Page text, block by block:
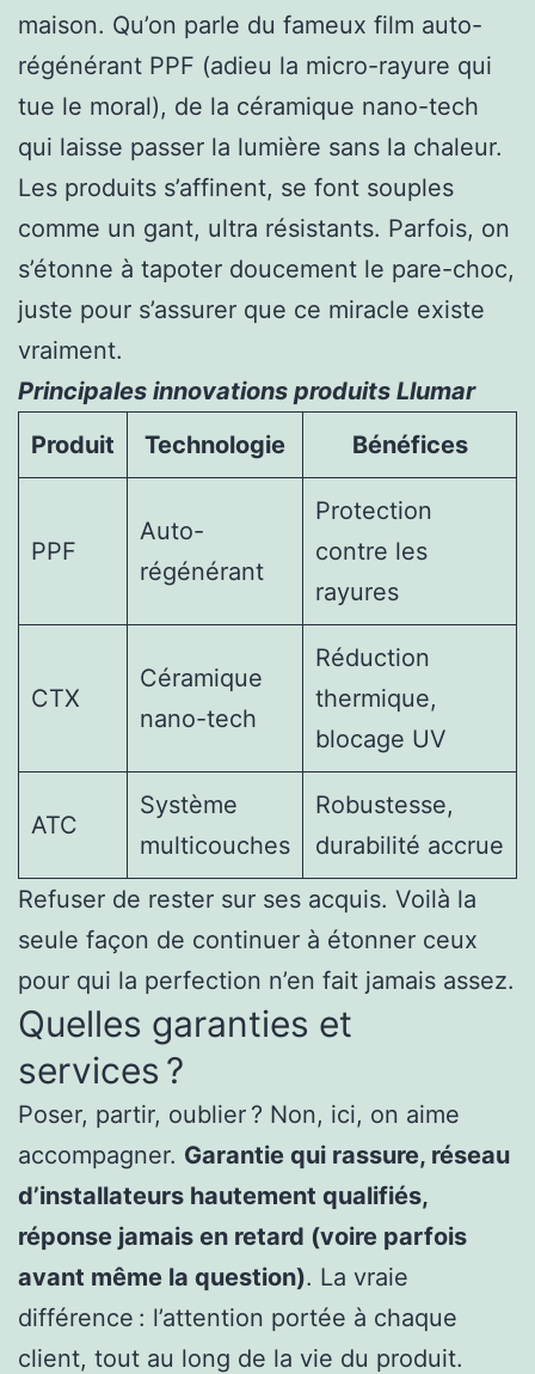
maison. Qu’on parle du fameux film auto-
régénérant PPF (adieu la micro-rayure qui
tue le moral), de la céramique nano-tech
qui laisse passer la lumière sans la chaleur.
Les produits s’affinent, se font souples
comme un gant, ultra résistants. Parfois, on
s’étonne à tapoter doucement le pare-choc,
juste pour s’assurer que ce miracle existe
vraiment.
Principales innovations produits Llumar
Produit
Technologie Bénéfices
PPF
Auto-
régénérant
Protection
contre les
rayures
CTX
Céramique
nano-tech
Réduction
thermique,
blocage UV
ATC
Système
multicouches
Robustesse,
durabilité accrue
Refuser de rester sur ses acquis. Voilà la
seule façon de continuer à étonner ceux
pour qui la perfection n’en fait jamais assez.
Quelles garanties et
services ?
Poser, partir, oublier ? Non, ici, on aime
accompagner. Garantie qui rassure, réseau
d’installateurs hautement qualifiés,
réponse jamais en retard (voire parfois
avant même la question). La vraie
différence : l’attention portée à chaque
client, tout au long de la vie du produit.